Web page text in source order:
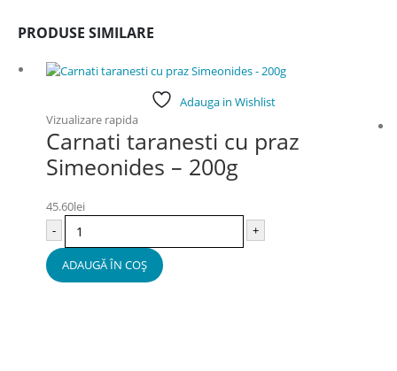
PRODUSE SIMILARE
Adauga in Wishlist
Vizualizare rapida
Carnati taranesti cu praz
Simeonides – 200g
45.60lei
-
+
ADAUGĂ ÎN COȘ